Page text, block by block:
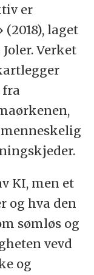
er
laget
Verket
KI, men et
og hva den
sømløs og
vevd
og